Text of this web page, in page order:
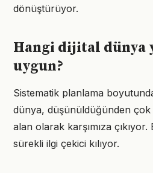
dönüştürüyor.
Hangi dijital dünya
uygun?
Sistematik planlama
dünya, düşünüldüğünden çok
alan olarak karşımıza
sürekli ilgi çekici kılıyor.